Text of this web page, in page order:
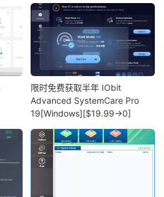
限时免费获取半年 IObit
Advanced SystemCare Pro
19[Windows][$19.99→0]